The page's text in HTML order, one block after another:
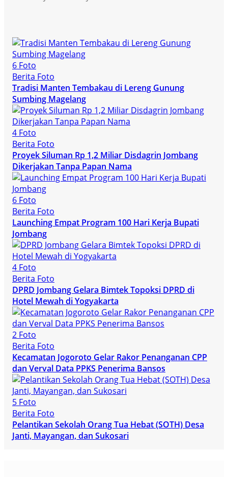
6 Foto
Berita Foto
Tradisi Manten Tembakau di Lereng Gunung
Sumbing Magelang
4 Foto
Berita Foto
Proyek Siluman Rp 1,2 Miliar Disdagrin Jombang
Dikerjakan Tanpa Papan Nama
6 Foto
Berita Foto
Launching Empat Program 100 Hari Kerja Bupati
Jombang
4 Foto
Berita Foto
DPRD Jombang Gelara Bimtek Topoksi DPRD di
Hotel Mewah di Yogyakarta
2 Foto
Berita Foto
Kecamatan Jogoroto Gelar Rakor Penanganan CPP
dan Verval Data PPKS Penerima Bansos
5 Foto
Berita Foto
Pelantikan Sekolah Orang Tua Hebat (SOTH) Desa
Janti, Mayangan, dan Sukosari